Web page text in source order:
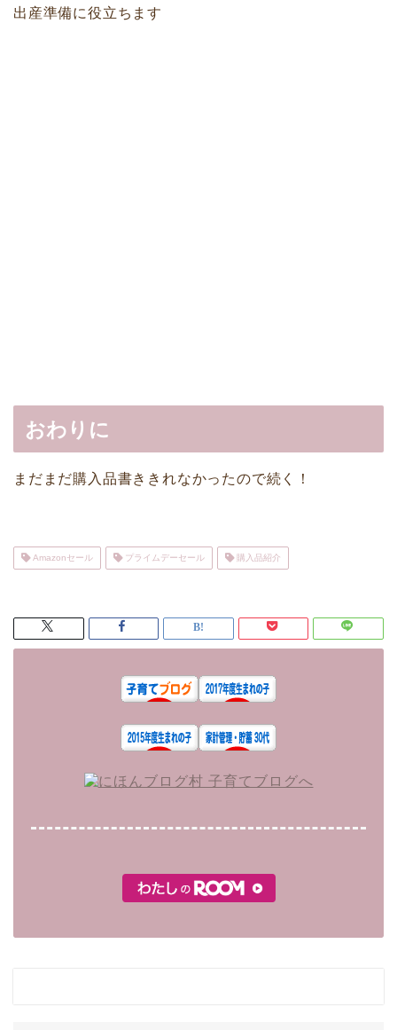
出産準備に役立ちます
おわりに
まだまだ購入品書ききれなかったので続く！
Amazonセール プライムデーセール 購入品紹介